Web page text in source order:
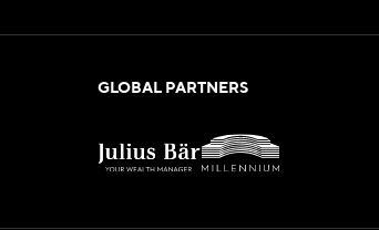
GLOBAL PARTNERS